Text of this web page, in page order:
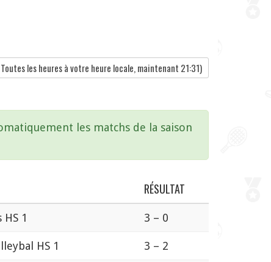
Toutes les heures à votre heure locale, maintenant 21:31)
les matchs de la saison
RÉSULTAT
1 3 – 0
HS 1 3 – 2